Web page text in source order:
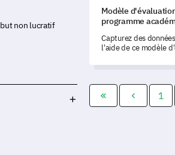
Modèle
programme
Capturez des
l'aide de ce modèle
mesurer la
à améliorer.
1
non lucratif